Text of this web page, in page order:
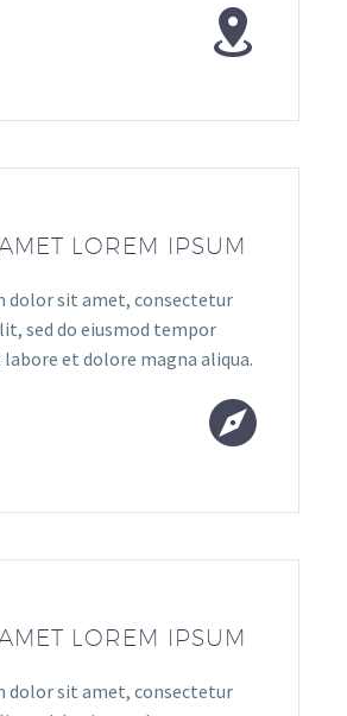


LOREM IPSUM
dolor sit amet, consectetur
sed do eiusmod tempor
et dolore magna aliqua.


LOREM IPSUM
dolor sit amet, consectetur